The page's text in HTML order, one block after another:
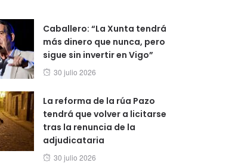
Caballero: “La Xunta tendrá
más dinero que nunca, pero
sigue sin invertir en Vigo”
Posted
30 julio 2026
La reforma de la rúa Pazo
tendrá que volver a licitarse
tras la renuncia de la
adjudicataria
Posted
30 julio 2026